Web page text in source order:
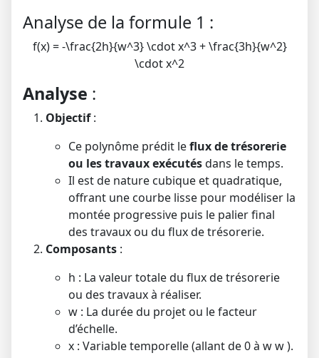
Analyse de la formule 1 :
f(x) = -\frac{2h}{w^3} \cdot x^3 + \frac{3h}{w^2}
\cdot x^2
Analyse :
Objectif:
Ce polynôme prédit leflux de trésorerie
ou les travaux exécutésdans le temps.
Il est de nature cubique et quadratique,
offrant une courbe lisse pour modéliser la
montée progressive puis le palier final
des travaux ou du flux de trésorerie.
Composants :
h : La valeur totale du flux de trésorerie
ou des travaux à réaliser.
w : La durée du projet ou le facteur
d’échelle.
x : Variable temporelle (allant de 0 à ww).